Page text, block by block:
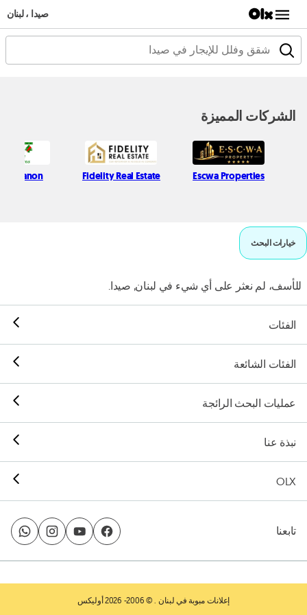
صيدا ، لبنان
الشركات المميزة
Escwa Properties
Fidelity Real Estate
Lebanon
خيارات البحث
للأسف، لم نعثر على أي شيء في لبنان, صيدا.
الفئات
الفئات الشائعة
عمليات البحث الرائجة
نبذة عنا
OLX
تابعنا
إعلانات مبوبة في لبنان . © 2006- 2026 أوليكس